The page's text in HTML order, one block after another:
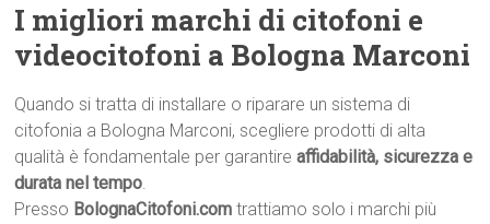
I migliori marchi di citofoni e
videocitofoni a Bologna Marconi
Quando si tratta di installare o riparare un sistema di
citofonia a Bologna Marconi, scegliere prodotti di alta
qualità è fondamentale per garantireaffidabilità, sicurezza e
durata nel tempo.
Presso BolognaCitofoni.com trattiamo solo i marchi più